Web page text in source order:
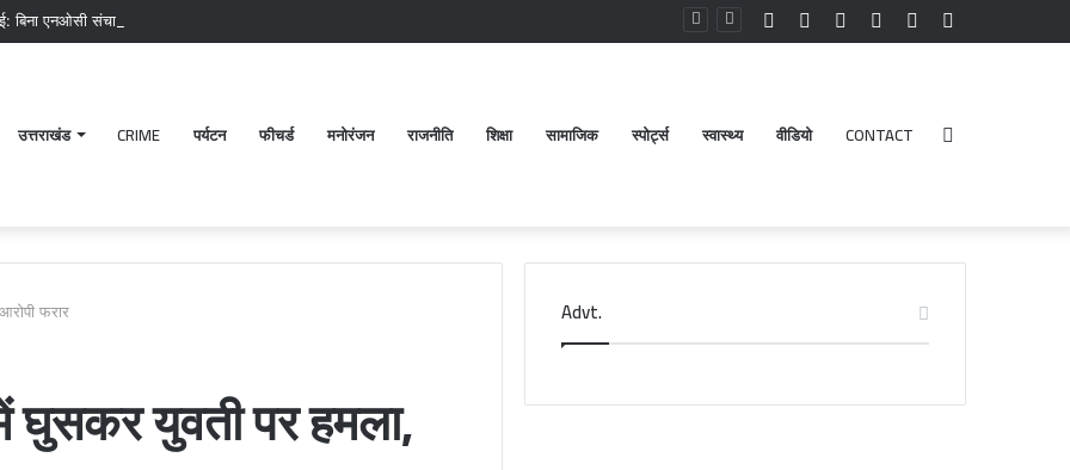
बिना एनओसी संचालित मीट दुकानों पर चला अभियान, 45250 रुपये का चालान
Random
Log
Instagram
YouTube
Facebook
उत्तराखंड CRIME पर्यटन फीचर्ड मनोरंजन राजनीति शिक्षा सामाजिक स्पोर्ट्स स्वास्थ्य वीडियो CONTACT
फरार
घुसकर युवती पर हमला,
Advt.